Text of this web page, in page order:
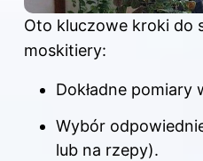
Oto kluczowe kroki do
moskitiery:
Dokładne pomiary
Wybór
lub na rzepy).